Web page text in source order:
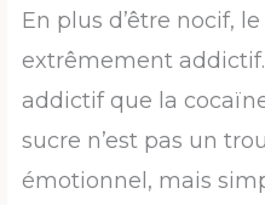
En plus d’être nocif,
extrêmement
addictif que la
sucre n’est pas un
émotionnel, mais